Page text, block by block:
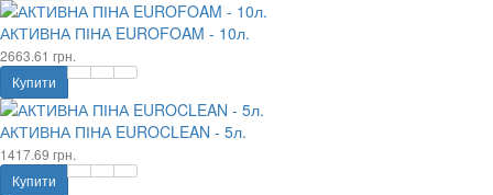
АКТИВНА ПІНА EUROFOAM - 10л.
2663.61 грн.
Купити
АКТИВНА ПІНА EUROCLEAN - 5л.
1417.69 грн.
Купити